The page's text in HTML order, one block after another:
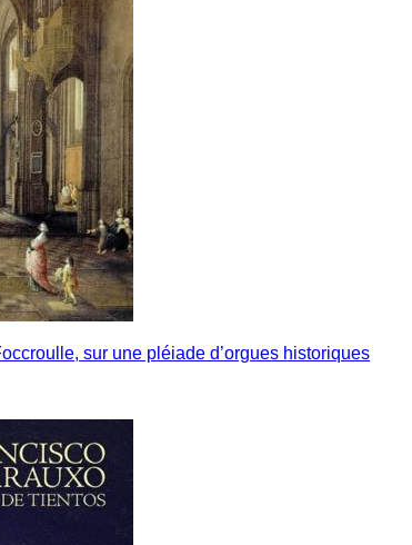
sur une pléiade d’orgues historiques